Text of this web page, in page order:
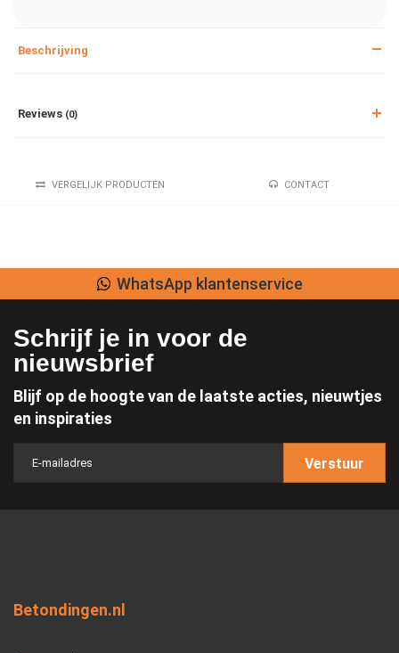
Beschrijving
Reviews (0)
VERGELIJK PRODUCTEN CONTACT
Lage verzendkosten
Schrijf je in voor de
nieuwsbrief
Blijf op de hoogte van de laatste acties, nieuwtjes
en inspiraties
Verstuur
Betondingen.nl